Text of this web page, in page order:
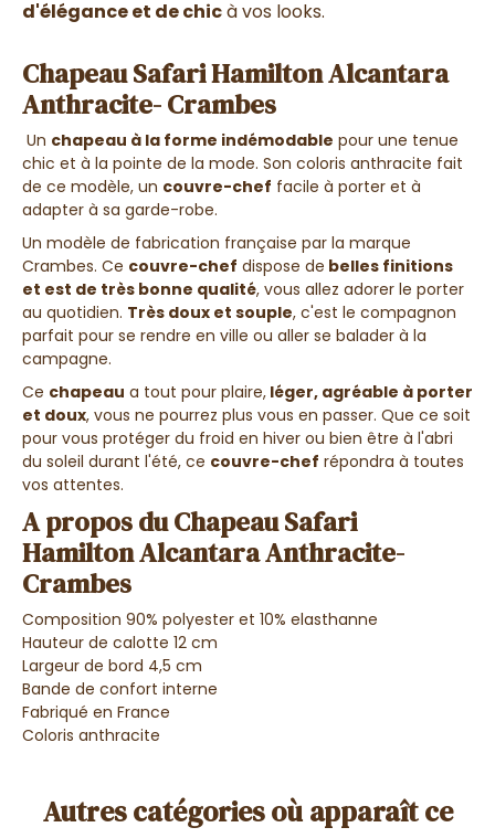
d'élégance et de chicà vos looks.
Chapeau Safari Hamilton Alcantara
Anthracite- Crambes
Un chapeau à la forme indémodable pour une tenue
chic et à la pointe de la mode. Son coloris anthracite fait
de ce modèle, un couvre-chef facile à porter et à
adapter à sa garde-robe.
Un modèle de fabrication française par la marque
Crambes. Ce couvre-chef dispose de belles finitions
et est de très bonne qualité, vous allez adorer le porter
au quotidien. Très doux et souple, c'est le compagnon
parfait pour se rendre en ville ou aller se balader à la
campagne.
Ce chapeau a tout pour plaire, léger, agréable à porter
et doux, vous ne pourrez plus vous en passer. Que ce soit
pour vous protéger du froid en hiver ou bien être à l'abri
du soleil durant l'été, ce couvre-chef répondra à toutes
vos attentes.
A propos du Chapeau Safari
Hamilton Alcantara Anthracite-
Crambes
Composition 90% polyester et 10% elasthanne
Hauteur de calotte 12 cm
Largeur de bord 4,5 cm
Bande de confort interne
Fabriqué en France
Coloris anthracite
Autres catégories où apparaît ce